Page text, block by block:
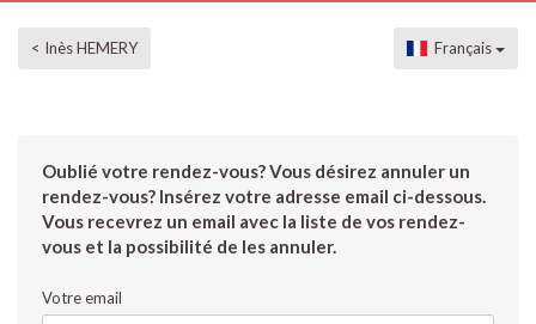
< Inès HEMERY Français
Oublié votre rendez-vous? Vous désirez annuler un
rendez-vous? Insérez votre adresse email ci-dessous.
Vous recevrez un email avec la liste de vos rendez-
vous et la possibilité de les annuler.
Votre email